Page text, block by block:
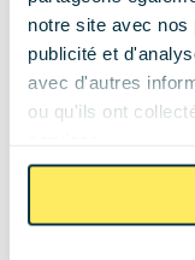
notre site avec
publicité et
avec d'autres
ou qu'ils ont
Le cadre légal
a été simplifié
favoriser ces
chemin.